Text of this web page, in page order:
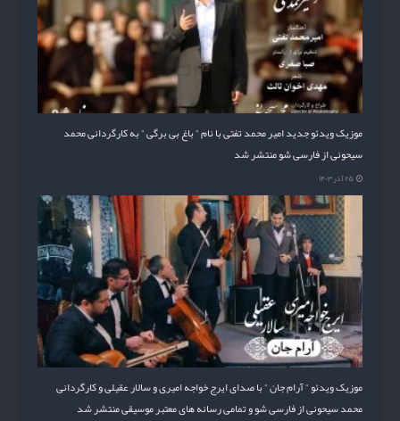
موزیک ویدئو جدید امیر محمد تفتی با نام ” باغ بی برگی ” به کارگردانی محمد
سیحونی از فارسی شو منتشر شد
۲۵ آذر ۱۴۰۳
موزیک ویدئو ” آرام جان ” با صدای ایرج خواجه امیری و سالار عقیلی و کارگردانی
محمد سیحونی از فارسی شو و تمامی رسانه های معتبر موسیقی منتشر شد